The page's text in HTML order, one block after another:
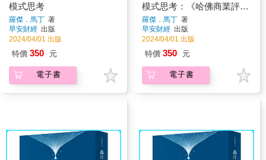
模式思考
羅傑．馬丁 著
早安財經 出版
2024/04/01 出版
特價 350 元
電子書
模式思考：《哈佛商業評
論》高效率團隊14堂醒腦課
羅傑．馬丁 著
早安財經 出版
2024/04/01 出版
特價 350 元
電子書